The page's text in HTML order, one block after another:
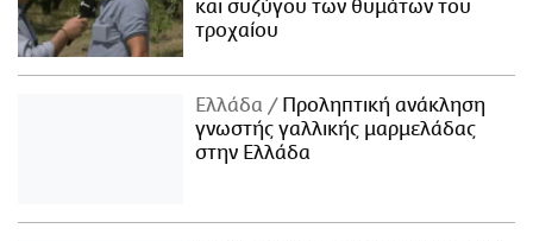
και συζύγου των θυμάτων του
τροχαίου
Ελλάδα
Προληπτική ανάκληση
γνωστής γαλλικής μαρμελάδας
στην Ελλάδα